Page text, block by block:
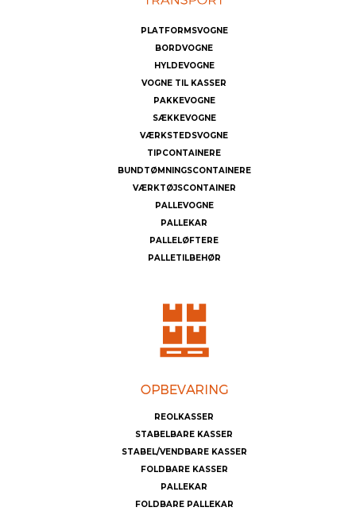
PLATFORMSVOGNE
BORDVOGNE
HYLDEVOGNE
VOGNE TIL KASSER
PAKKEVOGNE
SÆKKEVOGNE
VÆRKSTEDSVOGNE
TIPCONTAINERE
BUNDTØMNINGSCONTAINERE
VÆRKTØJSCONTAINER
PALLEVOGNE
PALLEKAR
PALLELØFTERE
PALLETILBEHØR
REOLKASSER
STABELBARE KASSER
STABEL/VENDBARE KASSER
FOLDBARE KASSER
PALLEKAR
FOLDBARE PALLEKAR